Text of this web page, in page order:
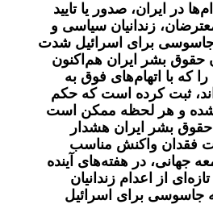
در ایران، صدور یا تایید
زندانیان سیاسی و
جاسوسی برای اسرائیل شدت
حقوق بشر ایران هم‌اکنون
را که با اتهام‌های فوق به
ثبت کرده است که حکم
شده و هر لحظه ممکن است
بشر ایران هشدار
فقدان واکنش مناسب
جهانی، در هفته‌های آینده
از اعدام زندانیان
جاسوسی برای اسرائیل